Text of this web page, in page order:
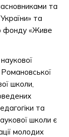
та
та
фонду «Живе
школи,
та
школи є
молодих